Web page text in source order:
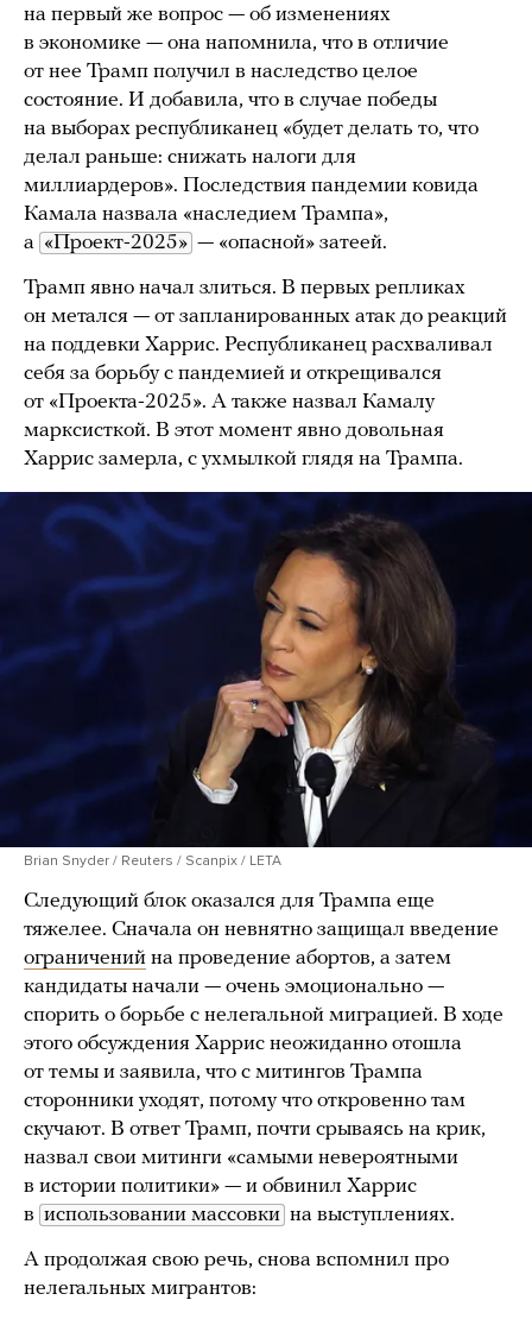
на первый же вопрос — об изменениях
в экономике — она напомнила, что в отличие
от нее Трамп получил в наследство целое
состояние. И добавила, что в случае победы
на выборах республиканец «будет делать то, что
делал раньше: снижать налоги для
миллиардеров». Последствия пандемии ковида
Камала назвала «наследием Трампа»,
а «Проект-2025» — «опасной» затеей.
Трамп явно начал злиться. В первых репликах
он метался — от запланированных атак до реакций
на поддевки Харрис. Республиканец расхваливал
себя за борьбу с пандемией и открещивался
от «Проекта-2025». А также назвал Камалу
марксисткой. В этот момент явно довольная
Харрис замерла, с ухмылкой глядя на Трампа.
Brian Snyder / Reuters / Scanpix / LETA
Следующий блок оказался для Трампа еще
тяжелее. Сначала он невнятно защищал введение
ограничений на проведение абортов, а затем
кандидаты начали — очень эмоционально —
спорить о борьбе с нелегальной миграцией. В ходе
этого обсуждения Харрис неожиданно отошла
от темы и заявила, что с митингов Трампа
сторонники уходят, потому что откровенно там
скучают. В ответ Трамп, почти срываясь на крик,
назвал свои митинги «самыми невероятными
в истории политики» — и обвинил Харрис
в использовании массовки на выступлениях.
А продолжая свою речь, снова вспомнил про
нелегальных мигрантов: